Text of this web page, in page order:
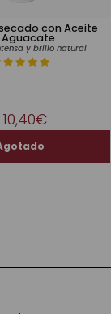
con Aceite
y brillo natural
10,40€